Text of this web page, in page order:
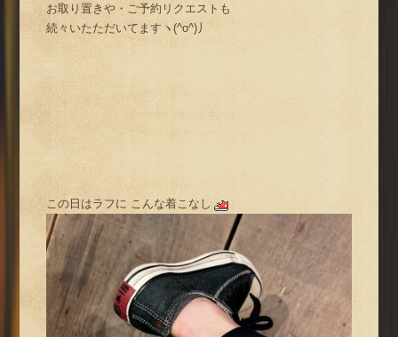
お取り置きや・ご予約リクエストも
続々いたただいてますヽ(^o^)丿
この日はラフに こんな着こなし